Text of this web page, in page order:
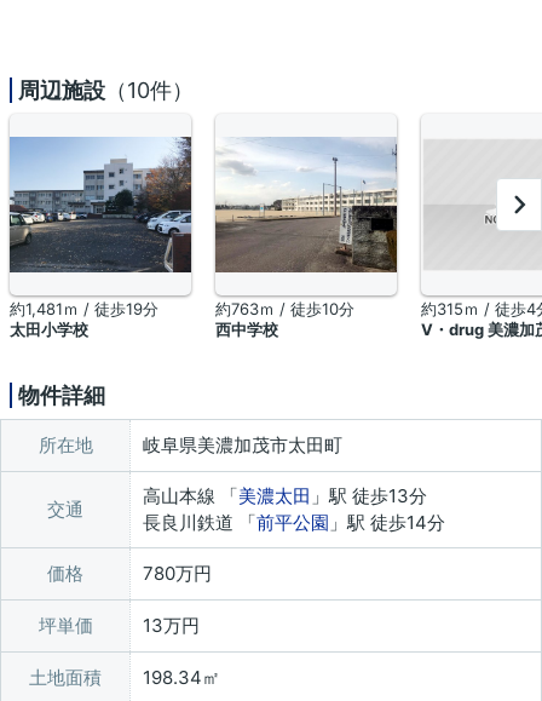
周辺施設 （10件）
約1,481ｍ / 徒歩19分
太田小学校
約763ｍ / 徒歩10分
西中学校
約315ｍ / 徒歩4
V・drug 美濃加
物件詳細
所在地 岐阜県美濃加茂市太田町
交通
高山本線 「美濃太田 」駅 徒歩13分
長良川鉄道 「前平公園 」駅 徒歩14分
価格 780万円
坪単価 13万円
土地面積 198.34㎡